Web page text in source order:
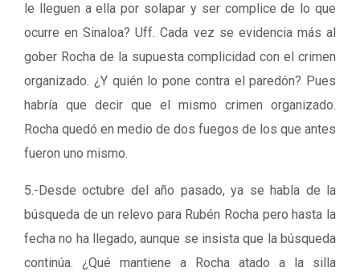
le lleguen a ella por solapar y ser complice de lo que
ocurre en Sinaloa? Uff. Cada vez se evidencia más al
gober Rocha de la supuesta complicidad con el crimen
organizado. ¿Y quién lo pone contra el paredón? Pues
habría que decir que el mismo crimen organizado.
Rocha quedó en medio de dos fuegos de los que antes
fueron uno mismo.
5.-Desde octubre del año pasado, ya se habla de la
búsqueda de un relevo para Rubén Rocha pero hasta la
fecha no ha llegado, aunque se insista que la búsqueda
continúa. ¿Qué mantiene a Rocha atado a la silla